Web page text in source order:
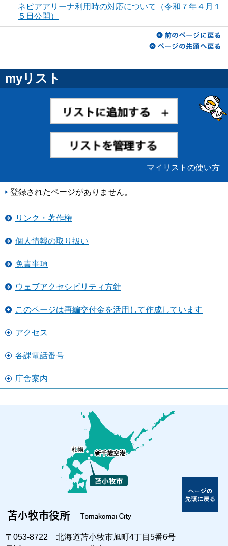
ネピアアリーナ利用時の対応について（令和７年４月１
５日公開）
myリスト
マイリストの使い方
登録されたページがありません。
リンク・著作権
個人情報の取り扱い
免責事項
ウェブアクセシビリティ方針
このページは再編交付金を活用して作成しています
アクセス
各課電話番号
庁舎案内
〒053-8722 北海道苫小牧市旭町4丁目5番6号